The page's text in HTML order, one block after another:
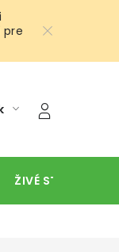
pre
ŽIVÉ STENY